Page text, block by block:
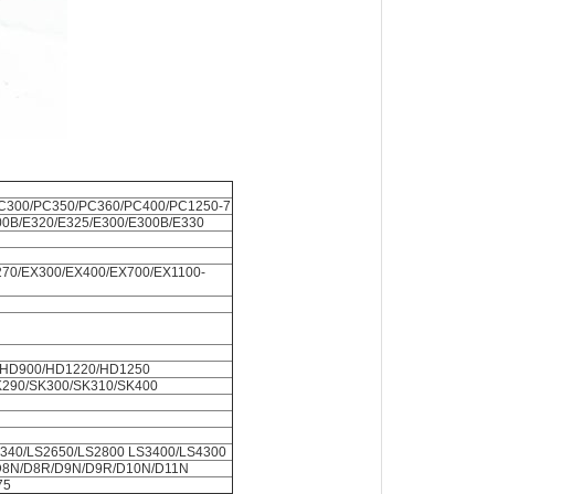
PC350/PC360/PC400/PC1250-7
E320/E325/E300/E300B/E330
EX300/EX400/EX700/EX1100-
HD1220/HD1250
SK300/SK310/SK400
LS2650/LS2800 LS3400/LS4300
D8R/D9N/D9R/D10N/D11N